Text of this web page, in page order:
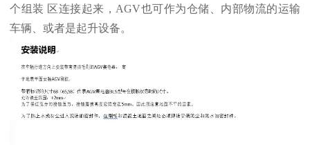
个组装 区连接起来，AGV也可作为仓储、内部物流的运输
车辆、或者是起升设备。